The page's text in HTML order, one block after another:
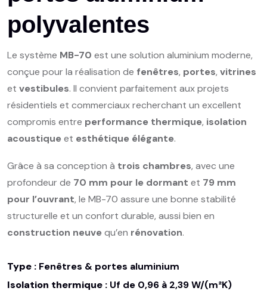
polyvalentes
Le système MB-70 est une solution aluminium moderne,
conçue pour la réalisation de fenêtres, portes, vitrines
et vestibules. Il convient parfaitement aux projets
résidentiels et commerciaux recherchant un excellent
compromis entre performance thermique, isolation
acoustique et esthétique élégante.
Grâce à sa conception à trois chambres, avec une
profondeur de 70 mm pour le dormant et 79 mm
pour l’ouvrant, le MB-70 assure une bonne stabilité
structurelle et un confort durable, aussi bien en
construction neuve qu’en rénovation.
Type : Fenêtres & portes aluminium
Isolation thermique : Uf de 0,96 à 2,39 W/(m²K)